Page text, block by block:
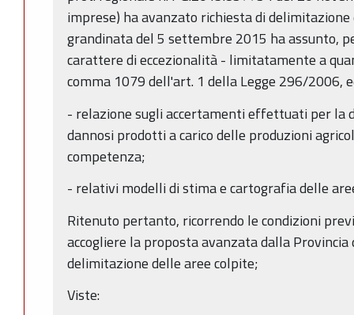
imprese) ha avanzato richiesta di
grandinata del 5 settembre 2015 ha assunto,
carattere di eccezionalità - limitatamente a
comma 1079 dell'art. 1 della Legge 296/2006,
- relazione sugli accertamenti effettuati per
dannosi prodotti a carico delle produzioni
competenza;
- relativi modelli di stima e cartografia delle
Ritenuto pertanto, ricorrendo le condizioni
accogliere la proposta avanzata dalla
delimitazione delle aree colpite;
Viste: